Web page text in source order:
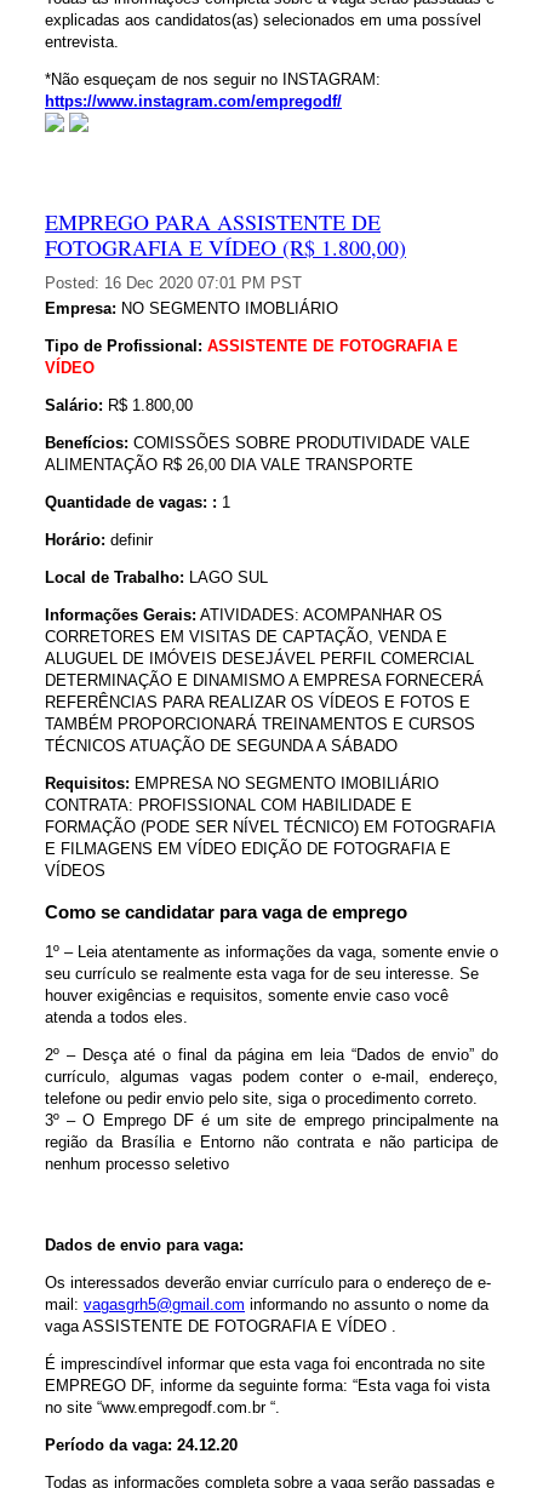
explicadas aos candidatos(as) selecionados em uma possível
entrevista.
*Não esqueçam de nos seguir no INSTAGRAM:
https://www.instagram.com/empregodf/
EMPREGO PARA ASSISTENTE DE
FOTOGRAFIA E VÍDEO (R$ 1.800,00)
Posted: 16 Dec 2020 07:01 PM PST
Empresa: NO SEGMENTO IMOBLIÁRIO
Tipo de Profissional: ASSISTENTE DE FOTOGRAFIA E
VÍDEO
Salário: R$ 1.800,00
Benefícios: COMISSÕES SOBRE PRODUTIVIDADE VALE
ALIMENTAÇÃO R$ 26,00 DIA VALE TRANSPORTE
Quantidade de vagas: : 1
Horário: definir
Local de Trabalho: LAGO SUL
Informações Gerais: ATIVIDADES: ACOMPANHAR OS
CORRETORES EM VISITAS DE CAPTAÇÃO, VENDA E
ALUGUEL DE IMÓVEIS DESEJÁVEL PERFIL COMERCIAL
DETERMINAÇÃO E DINAMISMO A EMPRESA FORNECERÁ
REFERÊNCIAS PARA REALIZAR OS VÍDEOS E FOTOS E
TAMBÉM PROPORCIONARÁ TREINAMENTOS E CURSOS
TÉCNICOS ATUAÇÃO DE SEGUNDA A SÁBADO
Requisitos: EMPRESA NO SEGMENTO IMOBILIÁRIO
CONTRATA: PROFISSIONAL COM HABILIDADE E
FORMAÇÃO (PODE SER NÍVEL TÉCNICO) EM FOTOGRAFIA
E FILMAGENS EM VÍDEO EDIÇÃO DE FOTOGRAFIA E
VÍDEOS
Como se candidatar para vaga de emprego
1º – Leia atentamente as informações da vaga, somente envie o
seu currículo se realmente esta vaga for de seu interesse. Se
houver exigências e requisitos, somente envie caso você
atenda a todos eles.
2º – Desça até o final da página em leia “Dados de envio” do
currículo, algumas vagas podem conter o e-mail, endereço,
telefone ou pedir envio pelo site, siga o procedimento correto.
3º – O Emprego DF é um site de emprego principalmente na
região da Brasília e Entorno não contrata e não participa de
nenhum processo seletivo
Dados de envio para vaga:
Os interessados deverão enviar currículo para o endereço de e-
mail: vagasgrh5@gmail.com informando no assunto o nome da
vaga ASSISTENTE DE FOTOGRAFIA E VÍDEO .
É imprescindível informar que esta vaga foi encontrada no site
EMPREGO DF, informe da seguinte forma: “Esta vaga foi vista
no site “www.empregodf.com.br “.
Período da vaga: 24.12.20
Todas as informações completa sobre a vaga serão passadas e